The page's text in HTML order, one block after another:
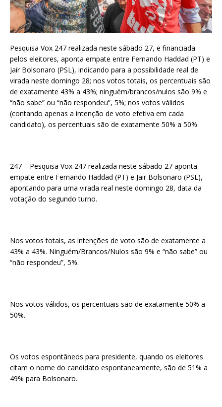
Pesquisa Vox 247 realizada neste sábado 27, e financiada
pelos eleitores, aponta empate entre Fernando Haddad (PT) e
Jair Bolsonaro (PSL), indicando para a possibilidade real de
virada neste domingo 28; nos votos totais, os percentuais são
de exatamente 43% a 43%; ninguém/brancos/nulos são 9% e
“não sabe” ou “não respondeu”, 5%; nos votos válidos
(contando apenas a intenção de voto efetiva em cada
candidato), os percentuais são de exatamente 50% a 50%
247 – Pesquisa Vox 247 realizada neste sábado 27 aponta
empate entre Fernando Haddad (PT) e Jair Bolsonaro (PSL),
apontando para uma virada real neste domingo 28, data da
votação do segundo turno.
Nos votos totais, as intenções de voto são de exatamente a
43% a 43%. Ninguém/Brancos/Nulos são 9% e “não sabe” ou
“não respondeu”, 5%.
Nos votos válidos, os percentuais são de exatamente 50% a
50%.
Os votos espontâneos para presidente, quando os eleitores
citam o nome do candidato espontaneamente, são de 51% a
49% para Bolsonaro.